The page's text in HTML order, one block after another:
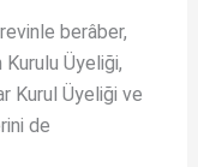
berâber,
Üyeliği,
Kurul Üyeliği ve
de